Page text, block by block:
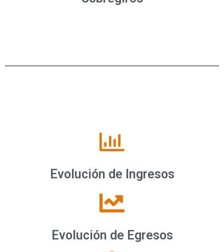
Evolución de Ingresos
Evolución de Egresos